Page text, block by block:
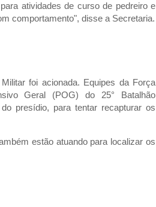
atividades de curso de pedreiro e
comportamento", disse a Secretaria.
foi acionada. Equipes da Força
Geral (POG) do 25° Batalhão
presídio, para tentar recapturar os
estão atuando para localizar os